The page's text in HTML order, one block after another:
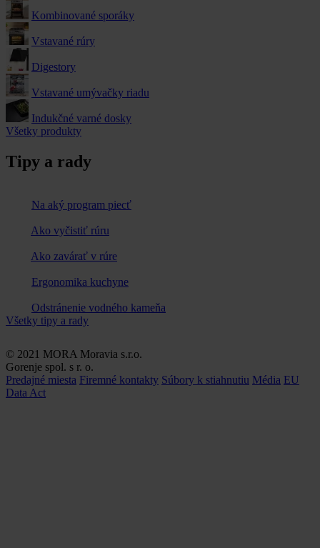
Kombinované sporáky
Vstavané rúry
Digestory
Vstavané umývačky riadu
Indukčné varné dosky
Všetky produkty
Tipy a rady
Na aký program piecť
Ako vyčistiť rúru
Ako zavárať v rúre
Ergonomika kuchyne
Odstránenie vodného kameňa
Všetky tipy a rady
© 2021 MORA Moravia s.r.o.
Gorenje spol. s r. o.
Predajné miesta Firemné kontakty Súbory k stiahnutiu Média EU
Data Act